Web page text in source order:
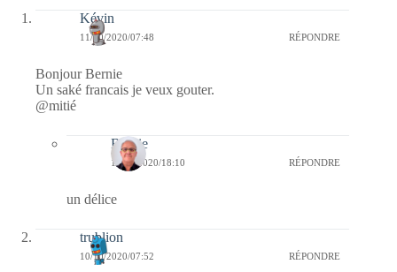
Kévin
11/10/2020/07:48 RÉPONDRE
Bonjour Bernie
Un saké francais je veux gouter.
@mitié
Bernie
11/10/2020/18:10 RÉPONDRE
un délice
trublion
10/10/2020/07:52 RÉPONDRE